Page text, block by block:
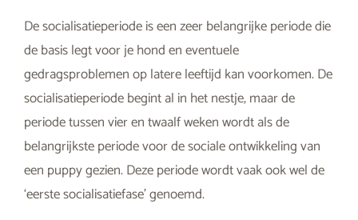
De socialisatieperiode is een zeer belangrijke periode die
de basis legt voor je hond en eventuele
gedragsproblemen op latere leeftijd kan voorkomen. De
socialisatieperiode begint al in het nestje, maar de
periode tussen vier en twaalf weken wordt als de
belangrijkste periode voor de sociale ontwikkeling van
een puppy gezien. Deze periode wordt vaak ook wel de
‘eerste socialisatiefase’ genoemd.